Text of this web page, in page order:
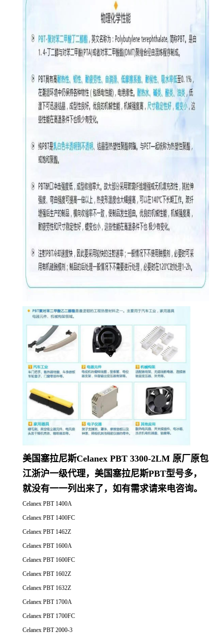
美国塞拉尼斯Celanex PBT 3300-2LM 原厂原包
江浙沪一级代理，美国塞拉尼斯PBT型号多，
就没有一一列出来了，如有需求请来电咨询。
Celanex PBT 1400A
Celanex PBT 1400FC
Celanex PBT 1462Z
Celanex PBT 1600A
Celanex PBT 1600FC
Celanex PBT 1602Z
Celanex PBT 1632Z
Celanex PBT 1700A
Celanex PBT 1700FC
Celanex PBT 2000-3